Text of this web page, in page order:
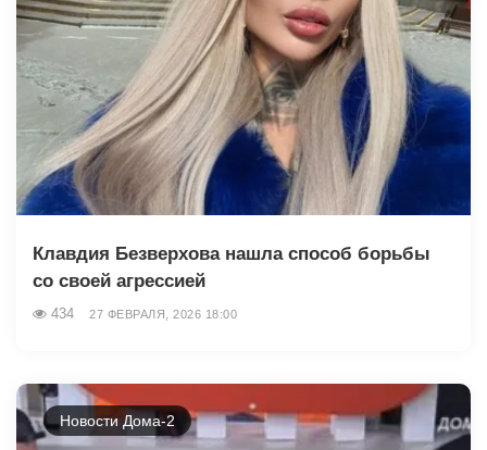
Клавдия Безверхова нашла способ борьбы
со своей агрессией
434 27 ФЕВРАЛЯ, 2026 18:00
Новости Дома-2